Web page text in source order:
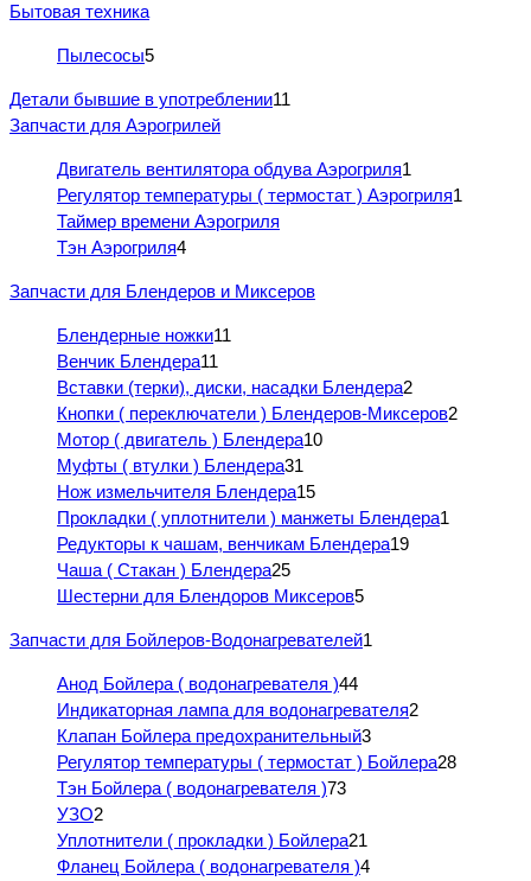
Бытовая техника
Пылесосы5
Детали бывшие в употреблении11
Запчасти для Аэрогрилей
Двигатель вентилятора обдува Аэрогриля1
Регулятор температуры ( термостат ) Аэрогриля1
Таймер времени Аэрогриля
Тэн Аэрогриля4
Запчасти для Блендеров и Миксеров
Блендерные ножки11
Венчик Блендера11
Вставки (терки), диски, насадки Блендера2
Кнопки ( переключатели ) Блендеров-Миксеров2
Мотор ( двигатель ) Блендера10
Муфты ( втулки ) Блендера31
Нож измельчителя Блендера15
Прокладки ( уплотнители ) манжеты Блендера1
Редукторы к чашам, венчикам Блендера19
Чаша ( Стакан ) Блендера25
Шестерни для Блендоров Миксеров5
Запчасти для Бойлеров-Водонагревателей1
Анод Бойлера ( водонагревателя )44
Индикаторная лампа для водонагревателя2
Клапан Бойлера предохранительный3
Регулятор температуры ( термостат ) Бойлера28
Тэн Бойлера ( водонагревателя )73
УЗО2
Уплотнители ( прокладки ) Бойлера21
Фланец Бойлера ( водонагревателя )4